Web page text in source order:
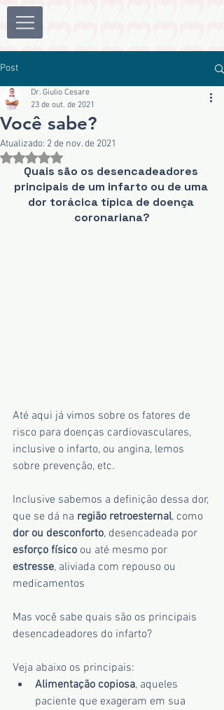
Post
Você sabe?
Dr. Giulio Cesare
23 de out. de 2021
Atualizado: 2 de nov. de 2021
Avaliado com NaN de 5 estrelas.
Quais são os desencadeadores
principais de um infarto ou de uma
dor torácica típica de doença
coronariana?
Até aqui já vimos sobre os fatores de
risco para doenças cardiovasculares,
inclusive o infarto, ou angina, lemos
sobre prevenção, etc.
Inclusive sabemos a definição dessa dor,
que se dá na região retroesternal, como
dor ou desconforto, desencadeada por
esforço físico ou até mesmo por
estresse, aliviada com repouso ou
medicamentos
Mas você sabe quais são os principais
desencadeadores do infarto?
Veja abaixo os principais:
Alimentação copiosa, aqueles
paciente que exageram em sua